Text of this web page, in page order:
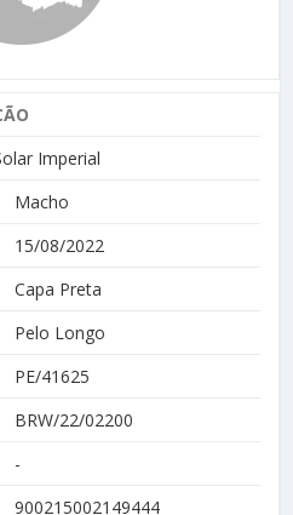
Imperial
Macho
15/08/2022
Capa Preta
Pelo Longo
PE/41625
BRW/22/02200
-
900215002149444